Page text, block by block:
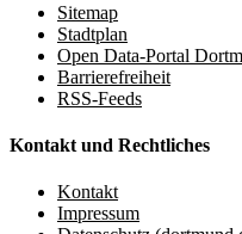
Sitemap
Stadtplan
Open Data-Portal
Barrierefreiheit
RSS-Feeds
Kontakt und Rechtliches
Kontakt
Impressum